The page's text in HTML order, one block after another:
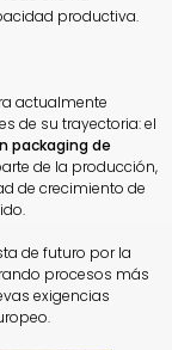
productiva.
actualmente
de su trayectoria: el
packaging de
de la producción,
de crecimiento de
de futuro por la
procesos más
exigencias